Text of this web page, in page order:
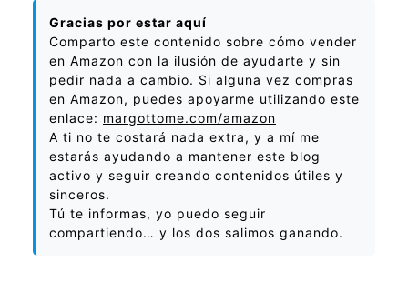
Gracias por estar aquí
Comparto este contenido sobre cómo vender
en Amazon con la ilusión de ayudarte y sin
pedir nada a cambio. Si alguna vez compras
en Amazon, puedes apoyarme utilizando este
enlace: margottome.com/amazon
A ti no te costará nada extra, y a mí me
estarás ayudando a mantener este blog
activo y seguir creando contenidos útiles y
sinceros.
Tú te informas, yo puedo seguir
compartiendo… y los dos salimos ganando.